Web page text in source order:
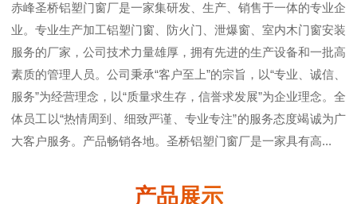
赤峰圣桥铝塑门窗厂是一家集研发、生产、销售于一体的专业企
业。专业生产加工铝塑门窗、防火门、泄爆窗、室内木门窗安装
服务的厂家，公司技术力量雄厚，拥有先进的生产设备和一批高
素质的管理人员。公司秉承“客户至上”的宗旨，以“专业、诚信、
服务”为经营理念，以“质量求生存，信誉求发展”为企业理念。全
体员工以“热情周到、细致严谨、专业专注”的服务态度竭诚为广
大客户服务。产品畅销各地。圣桥铝塑门窗厂是一家具有高...
产品展示